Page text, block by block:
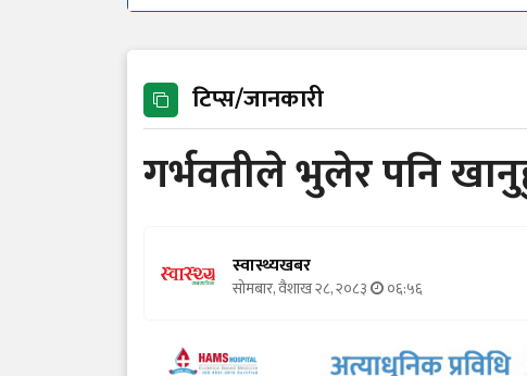
टिप्स/जानकारी
गर्भवतीले भुलेर पनि
स्वास्थ्यखबर
सोमबार, वैशाख २८, २०८३ ०६:५६